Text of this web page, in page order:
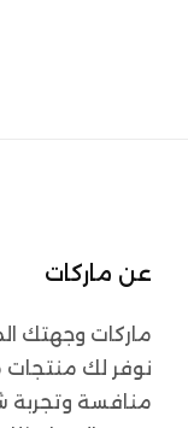
عن ماركات
ماركات وجهتك
نوفر لك منتجات
منافسة وتجربة